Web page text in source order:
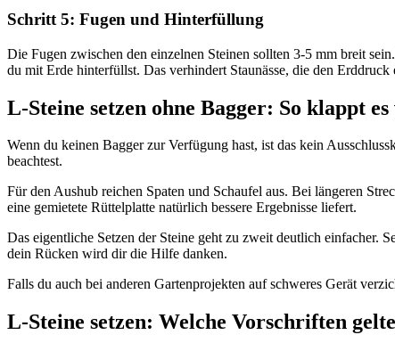
Schritt 5: Fugen und Hinterfüllung
Die Fugen zwischen den einzelnen Steinen sollten 3-5 mm breit
du mit Erde hinterfüllst. Das verhindert Staunässe, die den
L-Steine setzen ohne Bagger: So klappt
Wenn du keinen Bagger zur Verfügung hast, ist das kein
beachtest.
Für den Aushub reichen Spaten und Schaufel aus. Bei längeren
eine gemietete Rüttelplatte natürlich bessere Ergebnisse liefert.
Das eigentliche Setzen der Steine geht zu zweit deutlich
dein Rücken wird dir die Hilfe danken.
Falls du auch bei anderen Gartenprojekten auf schweres Gerät
L-Steine setzen: Welche Vorschriften